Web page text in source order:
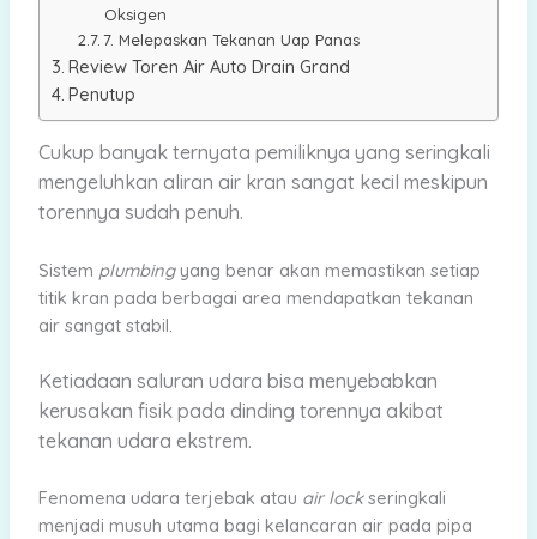
Oksigen
7. Melepaskan Tekanan Uap Panas
Review Toren Air Auto Drain Grand
Penutup
Cukup banyak ternyata pemiliknya yang seringkali
mengeluhkan aliran air kran sangat kecil meskipun
torennya sudah penuh.
Sistem plumbingyang benar akan memastikan setiap
titik kran pada berbagai area mendapatkan tekanan
air sangat stabil.
Ketiadaan saluran udara bisa menyebabkan
kerusakan fisik pada dinding torennya akibat
tekanan udara ekstrem.
Fenomena udara terjebak atau air lockseringkali
menjadi musuh utama bagi kelancaran air pada pipa